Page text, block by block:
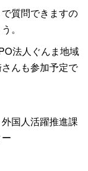
質問できますの
。
法人ぐんま地域
んも参加予定で
国人活躍推進課